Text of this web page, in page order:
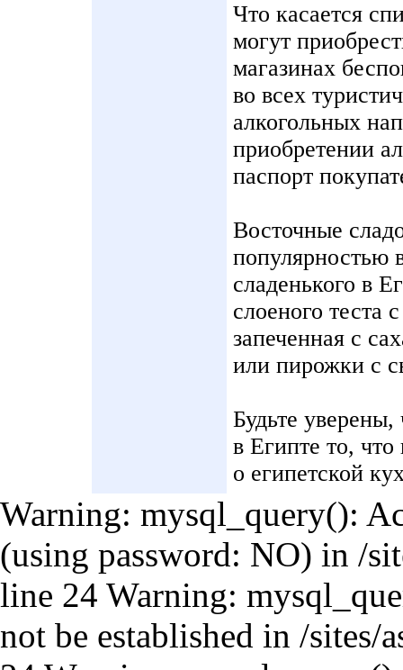
Что касается
могут
магазинах
во всех
алкогольных
приобретении
паспорт
Восточные
популярностью
сладенького в
слоеного теста
запеченная с
или пирожки с
Будьте
в Египте то, что
о египетской
Warning: mysql_query():
(using password: NO) in /
line 24 Warning:
not be established in /